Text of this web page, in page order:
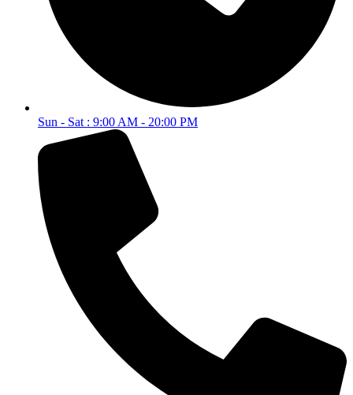
Sun - Sat : 9:00 AM - 20:00 PM